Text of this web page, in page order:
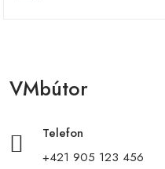
VMbútor
Telefon
+421 905 123 456